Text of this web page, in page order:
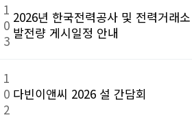
1
0
3
2026년 한국전력공사 및 전력거래소
발전량 게시일정 안내
1
0
2
다빈이앤씨 2026 설 간담회